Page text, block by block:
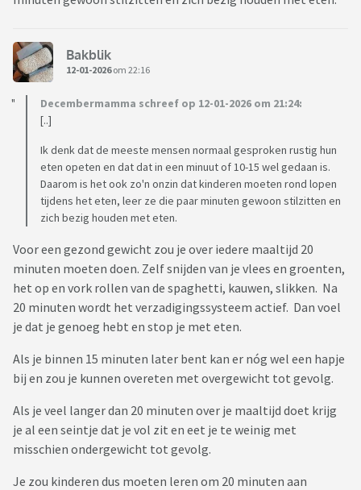
Bakblik
12-01-2026om 22:16
Decembermamma schreef op 12-01-2026 om 21:24:
[..]
Ik denk dat de meeste mensen normaal gesproken rustig hun
eten opeten en dat dat in een minuut of 10-15 wel gedaan is.
Daarom is het ook zo'n onzin dat kinderen moeten rond lopen
tijdens het eten, leer ze die paar minuten gewoon stilzitten en
zich bezig houden met eten.
Voor een gezond gewicht zou je over iedere maaltijd 20
minuten moeten doen. Zelf snijden van je vlees en groenten,
het op en vork rollen van de spaghetti, kauwen, slikken. Na
20 minuten wordt het verzadigingssysteem actief. Dan voel
je dat je genoeg hebt en stop je met eten.
Als je binnen 15 minuten later bent kan er nóg wel een hapje
bij en zou je kunnen overeten met overgewicht tot gevolg.
Als je veel langer dan 20 minuten over je maaltijd doet krijg
je al een seintje dat je vol zit en eet je te weinig met
misschien ondergewicht tot gevolg.
Je zou kinderen dus moeten leren om 20 minuten aan